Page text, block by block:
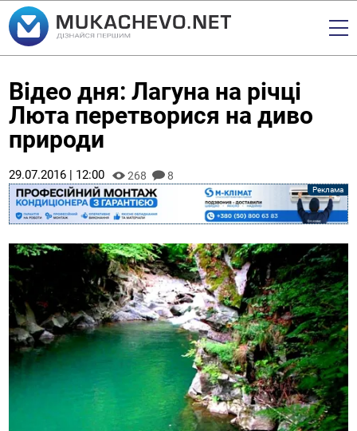
Відео дня: Лагуна на річці
Люта перетворися на диво
природи
29.07.2016 | 12:00 268 8